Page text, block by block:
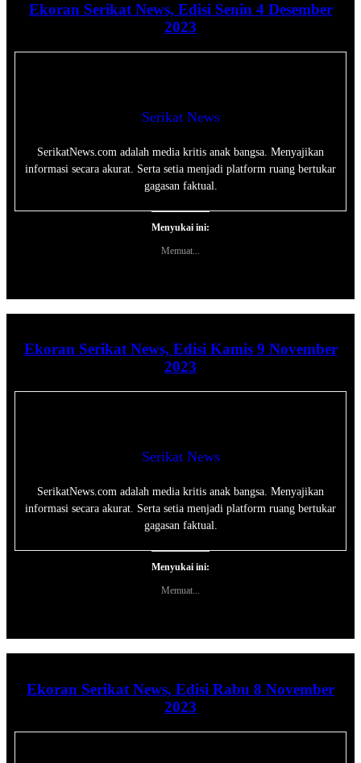
Ekoran Serikat News, Edisi Senin 4 Desember
2023
Serikat News
SerikatNews.com adalah media kritis anak bangsa. Menyajikan
informasi secara akurat. Serta setia menjadi platform ruang bertukar
gagasan faktual.
Menyukai ini:
Memuat...
Ekoran Serikat News, Edisi Kamis 9 November
2023
Serikat News
SerikatNews.com adalah media kritis anak bangsa. Menyajikan
informasi secara akurat. Serta setia menjadi platform ruang bertukar
gagasan faktual.
Menyukai ini:
Memuat...
Ekoran Serikat News, Edisi Rabu 8 November
2023